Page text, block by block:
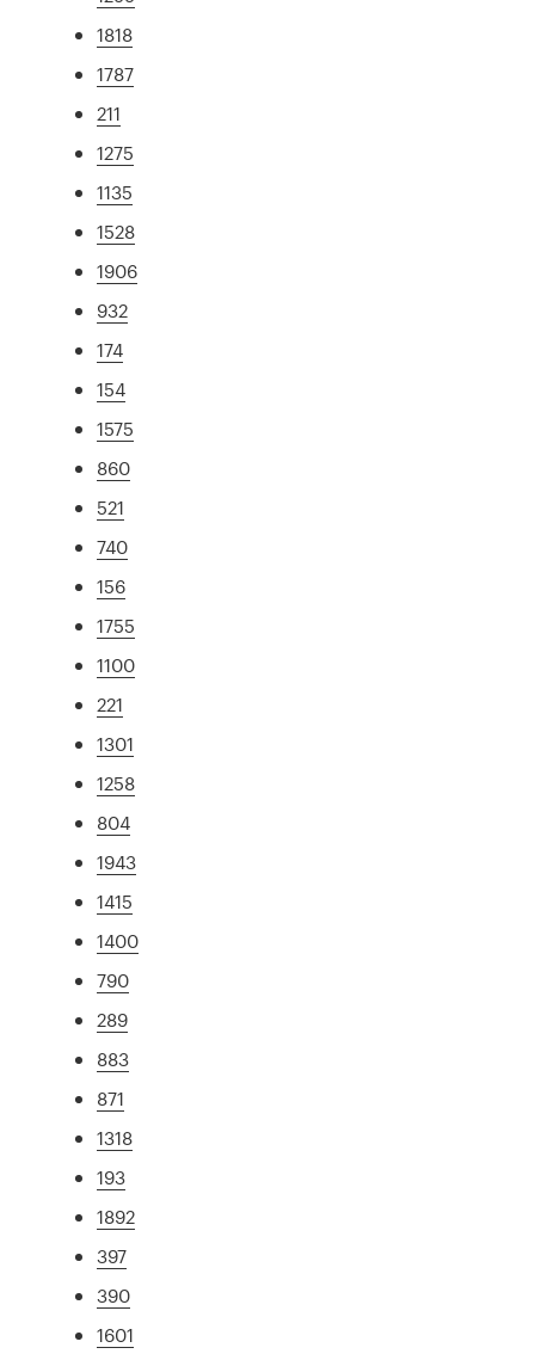
1818
1787
211
1275
1135
1528
1906
932
174
154
1575
860
521
740
156
1755
1100
221
1301
1258
804
1943
1415
1400
790
289
883
871
1318
193
1892
397
390
1601